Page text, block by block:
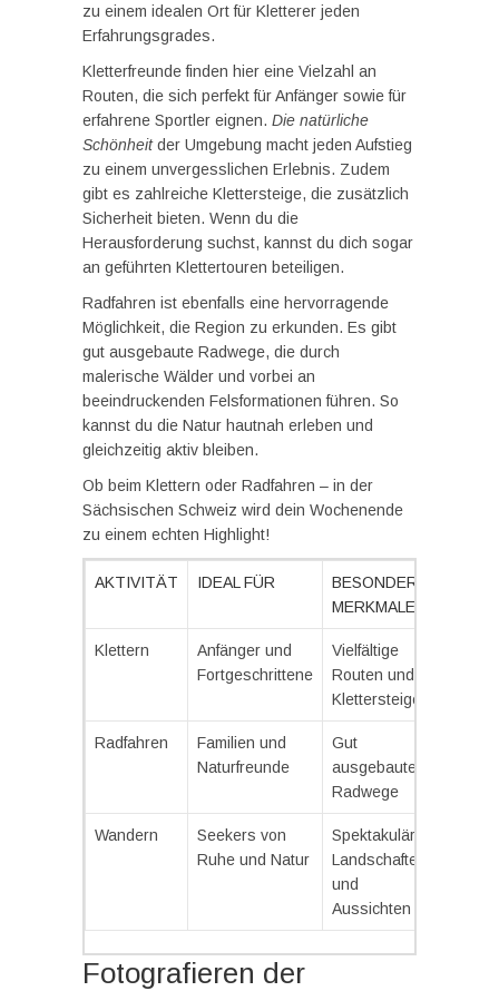
zu einem idealen Ort für Kletterer jeden
Erfahrungsgrades.
Kletterfreunde finden hier eine Vielzahl an
Routen, die sich perfekt für Anfänger sowie für
erfahrene Sportler eignen. Die natürliche
Schönheitder Umgebung macht jeden Aufstieg
zu einem unvergesslichen Erlebnis. Zudem
gibt es zahlreiche Klettersteige, die zusätzlich
Sicherheit bieten. Wenn du die
Herausforderung suchst, kannst du dich sogar
an geführten Klettertouren beteiligen.
Radfahren ist ebenfalls eine hervorragende
Möglichkeit, die Region zu erkunden. Es gibt
gut ausgebaute Radwege, die durch
malerische Wälder und vorbei an
beeindruckenden Felsformationen führen. So
kannst du die Natur hautnah erleben und
gleichzeitig aktiv bleiben.
Ob beim Klettern oder Radfahren – in der
Sächsischen Schweiz wird dein Wochenende
zu einem echten Highlight!
AKTIVITÄT IDEAL FÜR
BESONDERE
MERKMALE
Klettern
Anfänger und
Fortgeschrittene
Vielfältige
Routen und
Klettersteige
Radfahren
Familien und
Naturfreunde
Gut
ausgebaute
Radwege
Wandern
Seekers von
Ruhe und Natur
Spektakuläre
Landschaften
und
Aussichten
Fotografieren der